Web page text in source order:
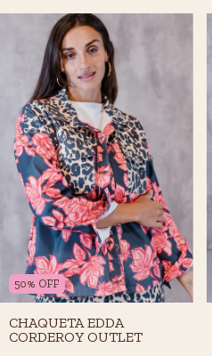
50% OFF
CHAQUETA EDDA
CORDEROY OUTLET